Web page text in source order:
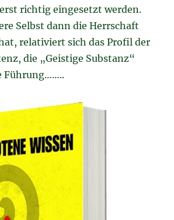
richtig eingesetzt werden.
Selbst dann die Herrschaft
relativiert sich das Profil der
die „Geistige Substanz“
Führung……..